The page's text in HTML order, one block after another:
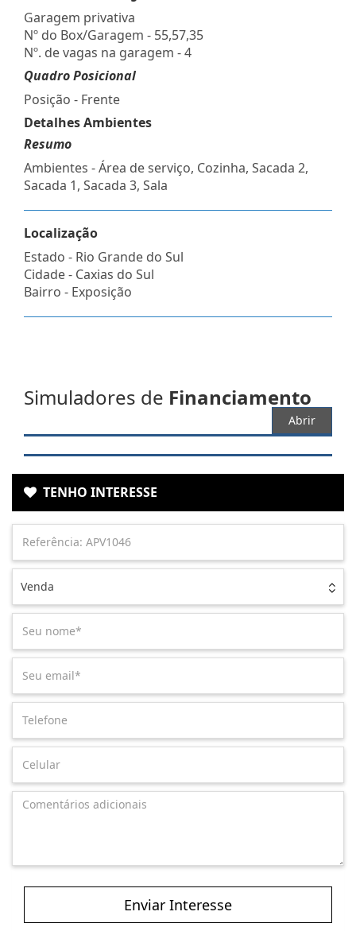
Garagem privativa
Nº do Box/Garagem - 55,57,35
Nº. de vagas na garagem - 4
Quadro Posicional
Posição - Frente
Detalhes Ambientes
Resumo
Ambientes - Área de serviço, Cozinha, Sacada 2,
Sacada 1, Sacada 3, Sala
Localização
Estado - Rio Grande do Sul
Cidade - Caxias do Sul
Bairro - Exposição
Simuladores de Financiamento
Abrir
TENHO INTERESSE
Venda
Enviar Interesse